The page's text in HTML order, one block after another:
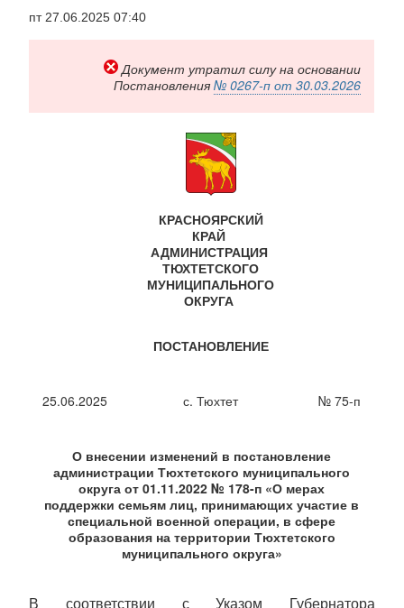
основному
пт 27.06.2025 07:40
Документ утратил силу на основании
Постановления№ 0267-п от 30.03.2026
КРАСНОЯРСКИЙ
КРАЙ
АДМИНИСТРАЦИЯ
ТЮХТЕТСКОГО
МУНИЦИПАЛЬНОГО
ОКРУГА
ПОСТАНОВЛЕНИЕ
25.06.2025 с. Тюхтет № 75-п
О внесении изменений в постановление
администрации Тюхтетского муниципального
округа от 01.11.2022 № 178-п «О мерах
поддержки семьям лиц, принимающих участие в
специальной военной операции, в сфере
образования на территории Тюхтетского
муниципального округа»
В соответствии с Указом Губернатора